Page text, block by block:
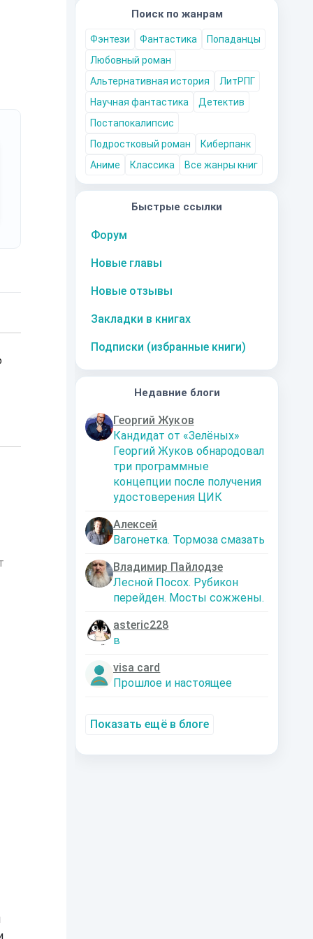
Поиск по жанрам
Фэнтези Фантастика
Попаданцы
Любовный роман
Альтернативная история
ЛитРПГ
Научная фантастика
Детектив
Постапокалипсис
Подростковый роман
Киберпанк
Аниме
Классика Все жанры книг
Быстрые ссылки
Форум
Новые главы
Новые отзывы
Закладки в книгах
Подписки (избранные книги)
Недавние блоги
Георгий Жуков
Кандидат от «Зелёных»
Георгий Жуков обнародовал
три программные
концепции после получения
удостоверения ЦИК
Алексей
Вагонетка. Тормоза смазать
Владимир Пайлодзе
Лесной Посох. Рубикон
перейден. Мосты сожжены.
asteric228
в
visa card
Прошлое и настоящее
Показать ещё в блоге